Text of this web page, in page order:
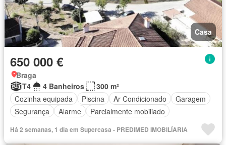
Casa
650 000 €
Braga
T4
4 Banheiros
300 m²
Cozinha equipada
Piscina Ar Condicionado
Garagem
Segurança
Alarme Parcialmente mobiliado
Há 2 semanas, 1 dia em Supercasa - PREDIMED IMOBILÍARIA